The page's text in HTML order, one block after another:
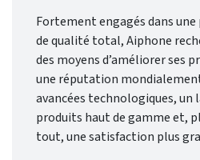
Fortement engagés dans
de qualité total, Aiphone
des moyens d’améliorer ses
une réputation
avancées technologiques, un
produits haut de gamme et,
tout, une satisfaction plus